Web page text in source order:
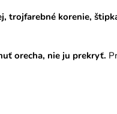
trojfarebné korenie,
orecha, nie ju prekryť.